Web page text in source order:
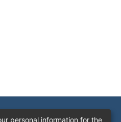
personal information for the